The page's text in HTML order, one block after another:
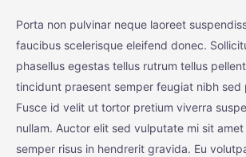
Porta non pulvinar neque laoreet
faucibus scelerisque eleifend donec.
phasellus egestas tellus rutrum tellus
tincidunt praesent semper feugiat nibh sed
Fusce id velit ut tortor pretium viverra
nullam. Auctor elit sed vulputate mi sit
semper risus in hendrerit gravida. Eu